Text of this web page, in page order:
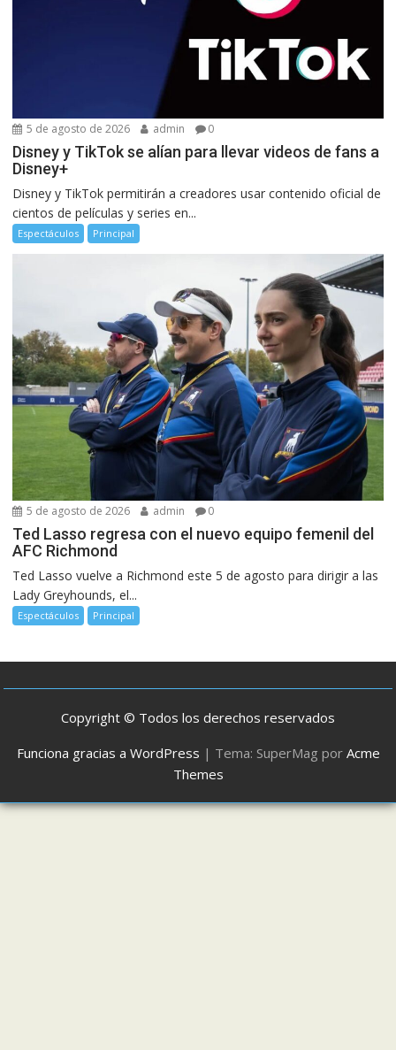
5 de agosto de 2026 admin 0
Disney y TikTok se alían para llevar videos de fans a
Disney+
Disney y TikTok permitirán a creadores usar contenido oficial de
cientos de películas y series en...
Espectáculos Principal
5 de agosto de 2026 admin 0
Ted Lasso regresa con el nuevo equipo femenil del
AFC Richmond
Ted Lasso vuelve a Richmond este 5 de agosto para dirigir a las
Lady Greyhounds, el...
Espectáculos Principal
Copyright © Todos los derechos reservados
Funciona gracias a WordPress | Tema: SuperMag por Acme
Themes